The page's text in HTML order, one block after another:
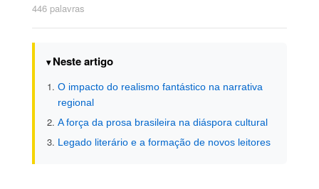
446 palavras
Neste artigo
O impacto do realismo fantástico na narrativa
regional
A força da prosa brasileira na diáspora cultural
Legado literário e a formação de novos leitores